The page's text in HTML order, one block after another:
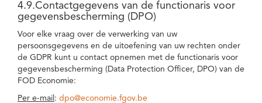
4.9.Contactgegevens van de functionaris voor
gegevensbescherming (DPO)
Voor elke vraag over de verwerking van uw
persoonsgegevens en de uitoefening van uw rechten onder
de GDPR kunt u contact opnemen met de functionaris voor
gegevensbescherming (Data Protection Officer, DPO) van de
FOD Economie:
Per e-mail : dpo@economie.fgov.be